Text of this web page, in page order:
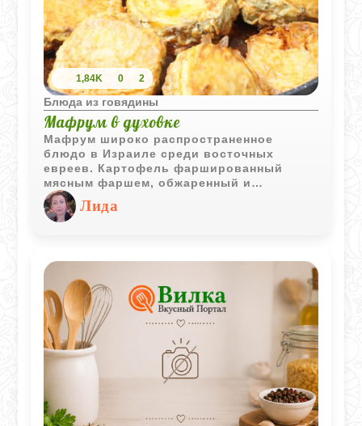
1,84K 0 2
Блюда из говядины
Мафрум в духовке
Мафрум широко распространенное
блюдо в Израиле среди восточных
евреев. Картофель фаршированный
мясным фаршем, обжаренный и
тушенный в томатном соусе получается
очень вкусным.
Лида